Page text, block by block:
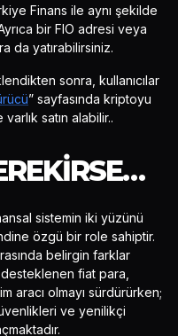
Finans ile aynı şekilde
bir FIO adresi veya
da yatırabilirsiniz.
sonra, kullanıcılar
” sayfasında kriptoyu
satın alabilir..
sistemin iki yüzünü
özgü bir role sahiptir.
belirgin farklar
fiat para,
aracı olmayı sürdürürken;
ve yenilikçi